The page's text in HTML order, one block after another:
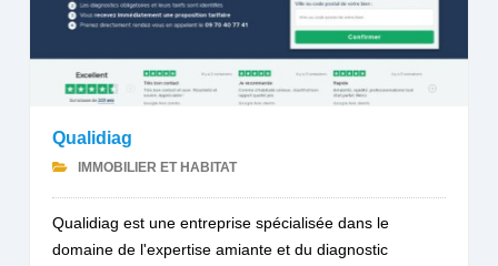
Qualidiag
IMMOBILIER ET HABITAT
Qualidiag est une entreprise spécialisée dans le
domaine de l'expertise amiante et du diagnostic